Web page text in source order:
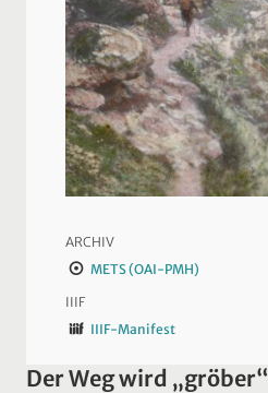
ARCHIV
METS (OAI-PMH)
IIIF
IIIF-Manifest
Der Weg wird „gröber“